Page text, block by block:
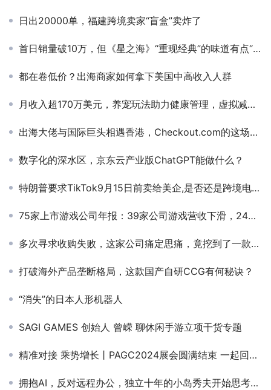
日出20000单，福建跨境卖家“盲盒”卖炸了
首日销量破10万，但《星之海》“重现经典”的味道有点“怪”
都在卷低价？出海商家如何拿下美国中高收入人群
月收入超170万美元，养宠玩法助力健康管理，虚拟减肥搭子为何如此关键？
出海大佬与国际巨头相遇香港，Checkout.com的这场闭活动聊什么？
数字化的深水区，京东云产业版ChatGPT能做什么？
特朗普要求TikTok9月15日前卖给美企,是否还是跨境电商的引流神器？
75家上市游戏公司年报：39家公司游戏营收下滑，24家出现亏损
多次寻求收购失败，这家公司痛定思痛，竟挖到了一款“10亿”流水的爆款
打破海外产品垄断格局，这款国产自研CCG有何秘诀？
“消失”的日本人形机器人
SAGI GAMES 创始人 曾嵘 聊休闲手游立项干货专题
精准对接 乘势增长丨PAGC2024展会圆满结束 一起回顾精彩瞬间！
拥抱AI，反对远程办公，独立十年的小岛秀夫开始思考余生